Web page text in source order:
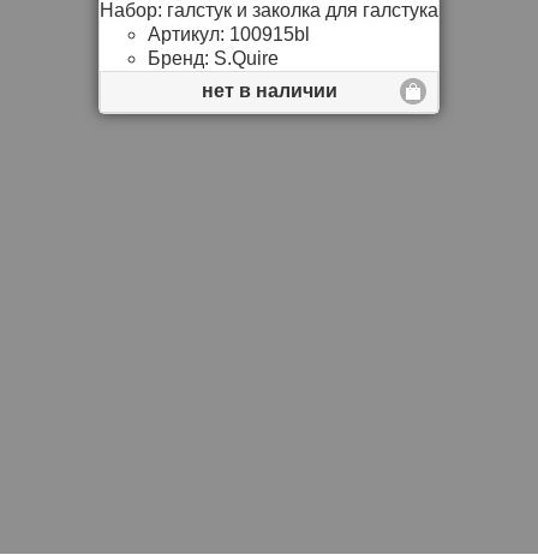
Набор: галстук и заколка для галстука
Артикул: 100915bl
Бренд: S.Quire
нет в наличии